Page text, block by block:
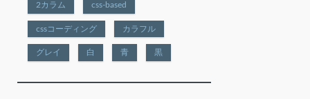
2カラム css-based
cssコーディング カラフル
グレイ 白 青 黒